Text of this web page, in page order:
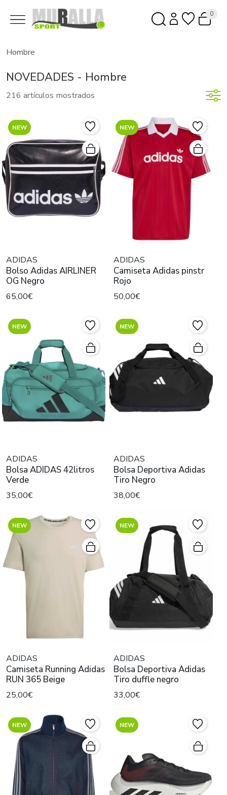
0
Hombre
NOVEDADES - Hombre
216 artículos mostrados
NEW
ADIDAS
Bolso Adidas AIRLINER
OG Negro
65,00€
NEW
ADIDAS
Camiseta Adidas pinstr
Rojo
50,00€
NEW
ADIDAS
Bolsa ADIDAS 42litros
Verde
35,00€
NEW
ADIDAS
Bolsa Deportiva Adidas
Tiro Negro
38,00€
NEW
ADIDAS
Camiseta Running Adidas
RUN 365 Beige
25,00€
NEW
ADIDAS
Bolsa Deportiva Adidas
Tiro duffle negro
33,00€
NEW NEW